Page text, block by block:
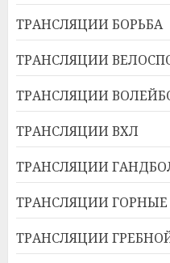
ТРАНСЛЯЦИИ БОРЬБА
ТРАНСЛЯЦИИ
ТРАНСЛЯЦИИ
ТРАНСЛЯЦИИ ВХЛ
ТРАНСЛЯЦИИ
ТРАНСЛЯЦИИ
ТРАНСЛЯЦИИ